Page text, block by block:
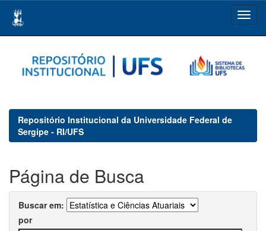
navigation
Repositório Institucional da Universidade Federal de
Sergipe - RI/UFS
Página de Busca
Buscar em:
por